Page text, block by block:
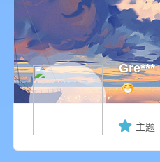
Mi
ne
Gre***
主题